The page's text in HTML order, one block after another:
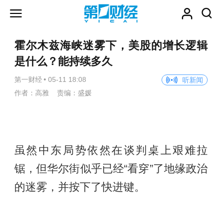
霍尔木兹海峡迷雾下，美股的增长逻辑
是什么？能持续多久
第一财经 • 05-11 18:08
听新闻
作者：高雅 责编：盛媛
虽然中东局势依然在谈判桌上艰难拉
锯，但华尔街似乎已经“看穿”了地缘政治
的迷雾，并按下了快进键。